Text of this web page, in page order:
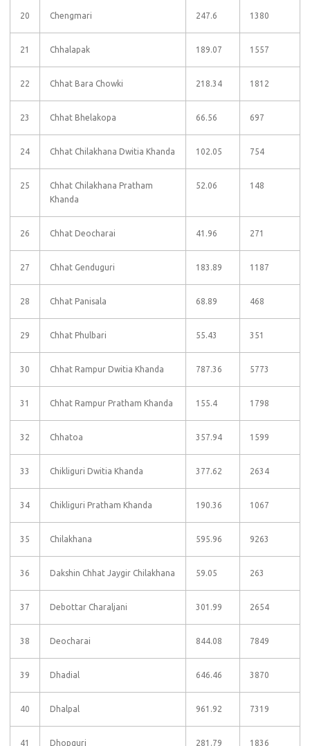
20 Chengmari 247.6 1380
21 Chhalapak 189.07 1557
22 Chhat Bara Chowki 218.34 1812
23 Chhat Bhelakopa 66.56 697
24 Chhat Chilakhana Dwitia Khanda 102.05 754
25
Chhat Chilakhana Pratham
Khanda
52.06 148
26 Chhat Deocharai 41.96 271
27 Chhat Genduguri 183.89 1187
28 Chhat Panisala 68.89 468
29 Chhat Phulbari 55.43 351
30 Chhat Rampur Dwitia Khanda 787.36 5773
31 Chhat Rampur Pratham Khanda 155.4 1798
32 Chhatoa 357.94 1599
33 Chikliguri Dwitia Khanda 377.62 2634
34 Chikliguri Pratham Khanda 190.36 1067
35 Chilakhana 595.96 9263
36 Dakshin Chhat Jaygir Chilakhana 59.05 263
37 Debottar Charaljani 301.99 2654
38 Deocharai 844.08 7849
39 Dhadial 646.46 3870
40 Dhalpal 961.92 7319
41 Dhopguri 281.79 1836